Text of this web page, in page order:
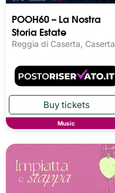
POOH60 – La Nostra
Storia Estate
Reggia di Caserta, Caserta
Music